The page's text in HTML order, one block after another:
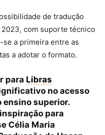
de tradução
2023, com suporte técnico
se a primeira entre as
a adotar o formato.
para Libras
no acesso
ensino superior.
para
Célia Maria